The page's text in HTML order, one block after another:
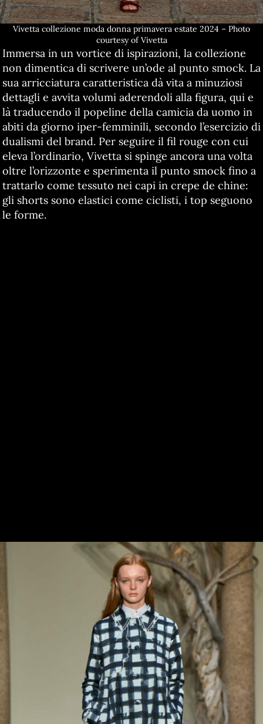
Vivetta collezione moda donna primavera estate 2024 – Photo
courtesy of Vivetta
Immersa in un vortice di ispirazioni, la collezione
non dimentica di scrivere un’ode al punto smock. La
sua arricciatura caratteristica dà vita a minuziosi
dettagli e avvita volumi aderendoli alla figura, qui e
là traducendo il popeline della camicia da uomo in
abiti da giorno iper-femminili, secondo l’esercizio di
dualismi del brand. Per seguire il fil rouge con cui
eleva l’ordinario, Vivetta si spinge ancora una volta
oltre l’orizzonte e sperimenta il punto smock fino a
trattarlo come tessuto nei capi in crepe de chine:
gli shorts sono elastici come ciclisti, i top seguono
le forme.